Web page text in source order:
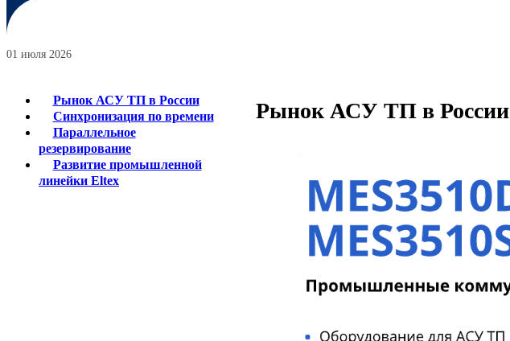
01 июля 2026
Рынок АСУ ТП в России
Синхронизация по времени
Параллельное
резервирование
Развитие промышленной
линейки Eltex
Рынок АСУ ТП в России